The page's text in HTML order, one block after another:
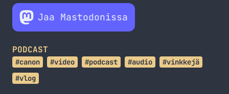
Jaa Mastodonissa
PODCAST
#canon #video #podcast #audio
#vinkkejä
#vlog